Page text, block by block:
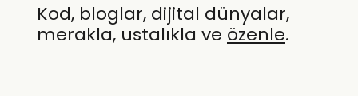
Kod, bloglar, dijital dünyalar,
merakla, ustalıkla ve özenle.